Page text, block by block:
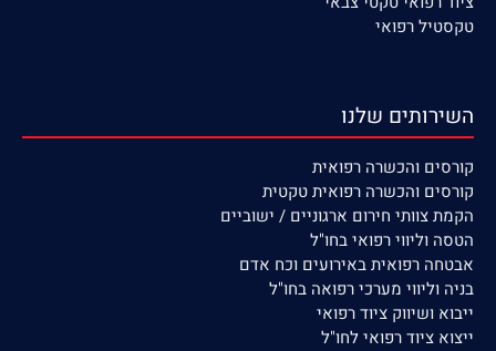
טקסטיל רפואי
השירותים שלנו
קורסים והכשרה רפואית
קורסים והכשרה רפואית טקטית
הקמת צוותי חירום ארגוניים / ישוביים
הטסה וליווי רפואי בחו"ל
אבטחה רפואית באירועים וכח אדם
בניה וליווי מערכי רפואה בחו"ל
ייבוא ושיווק ציוד רפואי
ייצוא ציוד רפואי לחו"ל